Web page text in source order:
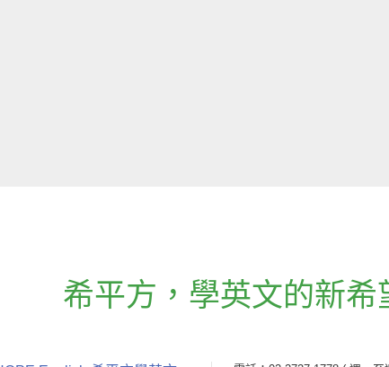
希平方 ， 學英文的新希